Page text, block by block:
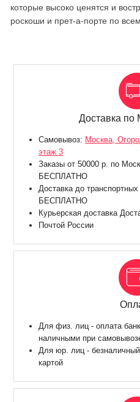
которые высоко ценятся и
роскоши и прет-а-порте по
Доставка по
Самовывоз: Москва,
этаж 3
Заказы от 50000 р. по
БЕСПЛАТНО
Доставка до
БЕСПЛАТНО
Курьерская доставка
Почтой России
Для физ. лиц - оплата
наличными при
Для юр. лиц - безналичный
картой